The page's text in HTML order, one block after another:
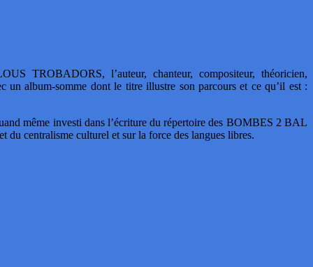
TROBADORS, l’auteur, chanteur, compositeur, théoricien,
album-somme dont le titre illustre son parcours et ce qu’il est :
même investi dans l’écriture du répertoire des BOMBES 2 BAL
du centralisme culturel et sur la force des langues libres.